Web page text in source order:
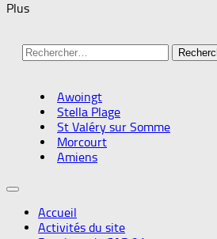
Plus
Rechercher :
Awoingt
Stella Plage
St Valéry sur Somme
Morcourt
Amiens
Accueil
Activités du site